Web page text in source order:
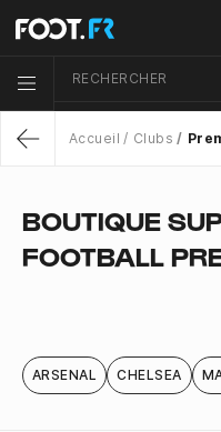
Menu list icon
RECHERCHER
Accueil Clubs
BOUTIQUE
FOOTBALL
ARSENAL CHELSEA